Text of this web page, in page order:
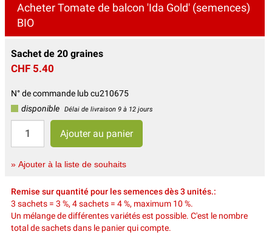
Acheter Tomate de balcon 'Ida Gold' (semences)
BIO
Sachet de 20 graines
CHF 5.40
N° de commande lub cu210675
disponible
Délai de livraison 9 à 12 jours
» Ajouter à la liste de souhaits
Remise sur quantité pour les semences dès 3 unités.:
3 sachets = 3 %, 4 sachets = 4 %, maximum 10 %.
Un mélange de différentes variétés est possible. C'est le nombre
total de sachets dans le panier qui compte.